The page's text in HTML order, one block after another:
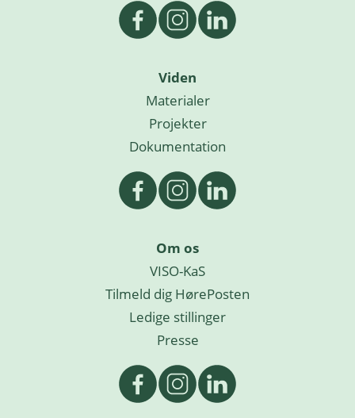
Viden
Materialer
Projekter
Dokumentation
Om os
VISO-KaS
Tilmeld dig HørePosten
Ledige stillinger
Presse